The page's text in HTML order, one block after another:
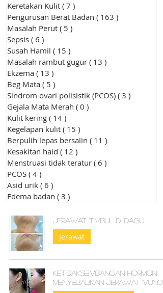
Keretakan Kulit ( 7 )
Pengurusan Berat Badan ( 163 )
Masalah Perut ( 5 )
Sepsis ( 6 )
Susah Hamil ( 15 )
Masalah rambut gugur ( 13 )
Ekzema ( 13 )
Beg Mata ( 5 )
Sindrom ovari polisistik (PCOS) ( 3 )
Gejala Mata Merah ( 0 )
Kulit kering ( 14 )
Kegelapan kulit ( 15 )
Berpulih lepas bersalin ( 11 )
Kesakitan haid ( 12 )
Menstruasi tidak teratur ( 6 )
PCOS ( 4 )
Asid urik ( 6 )
Edema badan ( 3 )
Jerawat timbul di dagu
Jerawat
Ketidakseimbangan hormon
menyebabkan jerawat